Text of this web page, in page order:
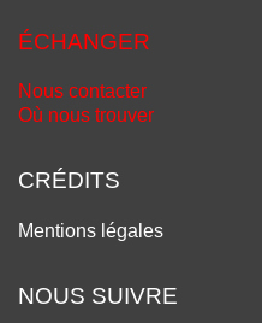
ÉCHANGER
Nous contacter
Où nous trouver
CRÉDITS
Mentions légales
NOUS SUIVRE